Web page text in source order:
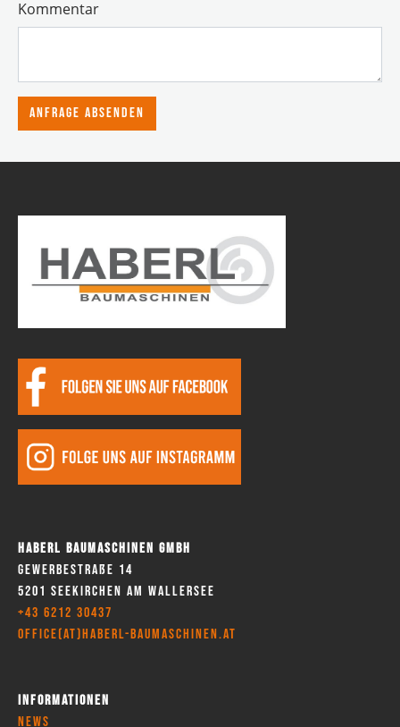
Kommentar
Anfrage absenden
Haberl Baumaschinen GmbH
Gewerbestraße 14
5201 Seekirchen am Wallersee
+43 6212 30437
office(at)haberl-baumaschinen.at
Informationen
News